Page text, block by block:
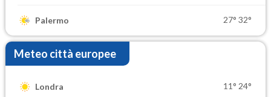
Palermo 27° 32°
Meteo città europee
Londra 11° 24°